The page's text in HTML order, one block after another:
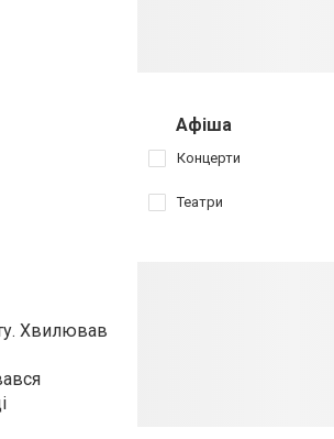
Хвилював
Афіша
Концерти
Театри